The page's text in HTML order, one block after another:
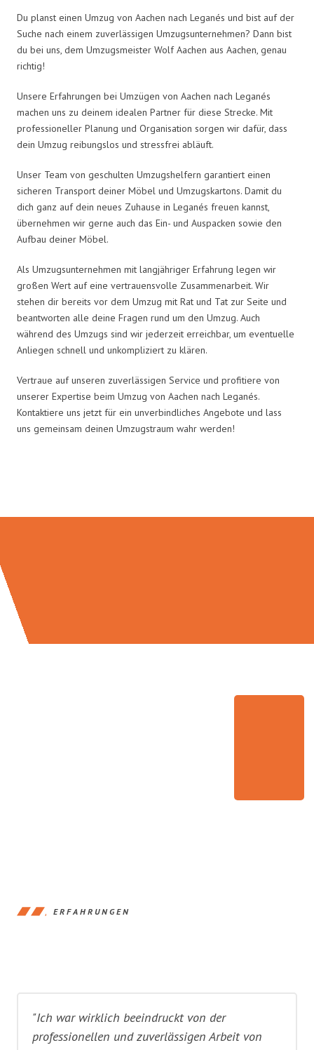
Du planst einen Umzug von Aachen nach Leganés und bist auf der
Suche nach einem zuverlässigen Umzugsunternehmen? Dann bist
du bei uns, dem Umzugsmeister Wolf Aachen aus Aachen, genau
richtig!
Unsere Erfahrungen bei Umzügen von Aachen nach Leganés
machen uns zu deinem idealen Partner für diese Strecke. Mit
professioneller Planung und Organisation sorgen wir dafür, dass
dein Umzug reibungslos und stressfrei abläuft.
Unser Team von geschulten Umzugshelfern garantiert einen
sicheren Transport deiner Möbel und Umzugskartons. Damit du
dich ganz auf dein neues Zuhause in Leganés freuen kannst,
übernehmen wir gerne auch das Ein- und Auspacken sowie den
Aufbau deiner Möbel.
Als Umzugsunternehmen mit langjähriger Erfahrung legen wir
großen Wert auf eine vertrauensvolle Zusammenarbeit. Wir
stehen dir bereits vor dem Umzug mit Rat und Tat zur Seite und
beantworten alle deine Fragen rund um den Umzug. Auch
während des Umzugs sind wir jederzeit erreichbar, um eventuelle
Anliegen schnell und unkompliziert zu klären.
Vertraue auf unseren zuverlässigen Service und profitiere von
unserer Expertise beim Umzug von Aachen nach Leganés.
Kontaktiere uns jetzt für ein unverbindliches Angebote und lass
uns gemeinsam deinen Umzugstraum wahr werden!
ERFAHRUNGEN
"Ich war wirklich beeindruckt von der
professionellen und zuverlässigen Arbeit von